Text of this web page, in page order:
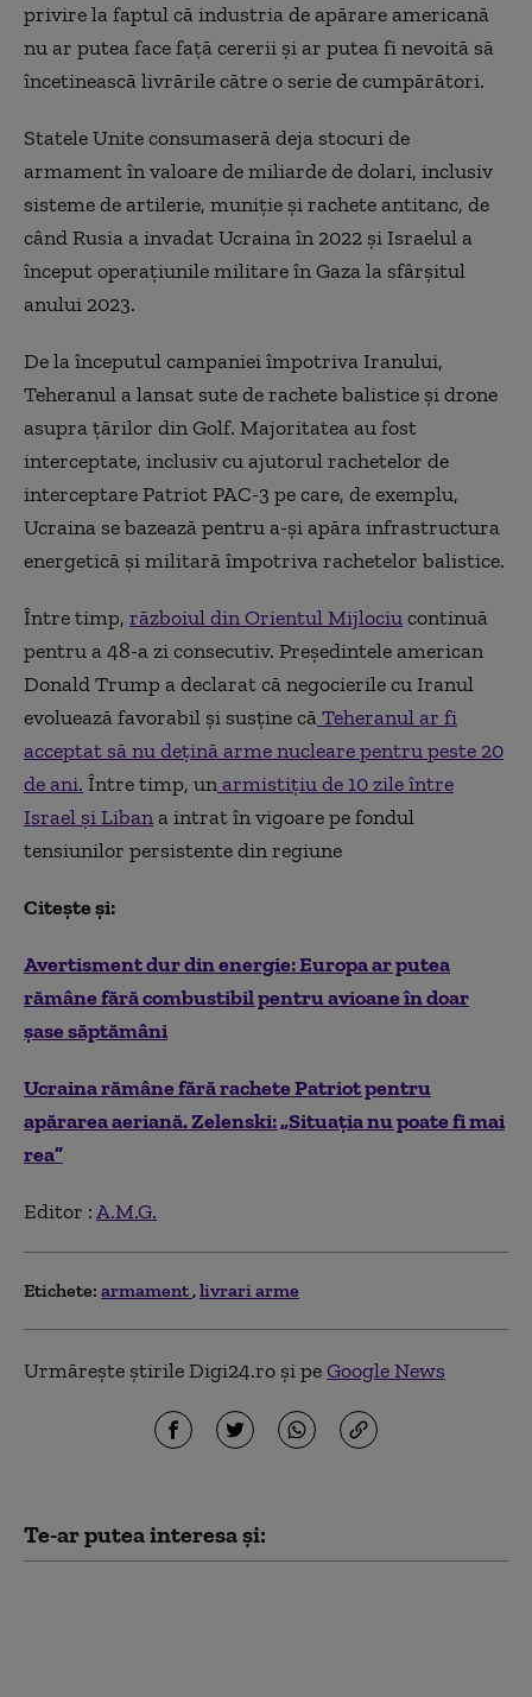
privire la faptul că industria de apărare americană
nu ar putea face față cererii și ar putea fi nevoită să
încetinească livrările către o serie de cumpărători.
Statele Unite consumaseră deja stocuri de
armament în valoare de miliarde de dolari, inclusiv
sisteme de artilerie, muniție și rachete antitanc, de
când Rusia a invadat Ucraina în 2022 și Israelul a
început operațiunile militare în Gaza la sfârșitul
anului 2023.
De la începutul campaniei împotriva Iranului,
Teheranul a lansat sute de rachete balistice și drone
asupra țărilor din Golf. Majoritatea au fost
interceptate, inclusiv cu ajutorul rachetelor de
interceptare Patriot PAC-3 pe care, de exemplu,
Ucraina se bazează pentru a-și apăra infrastructura
energetică și militară împotriva rachetelor balistice.
Între timp, războiul din Orientul Mijlociucontinuă
pentru a 48-a zi consecutiv. Președintele american
Donald Trump a declarat că negocierile cu Iranul
evoluează favorabil și susține căTeheranul ar fi
acceptat să nu dețină arme nucleare pentru peste 20
de ani. Între timp, unarmistițiu de 10 zile între
Israel și Libana intrat în vigoare pe fondul
tensiunilor persistente din regiune
Citește și:
Avertisment dur din energie: Europa ar putea
rămâne fără combustibil pentru avioane în doar
șase săptămâni
Ucraina rămâne fără rachete Patriot pentru
apărarea aeriană. Zelenski: „Situația nu poate fi mai
rea”
Editor :A.M.G.
Etichete: armament livrari arme
Urmărește știrile Digi24.ro și peGoogle News
Te-ar putea interesa și: